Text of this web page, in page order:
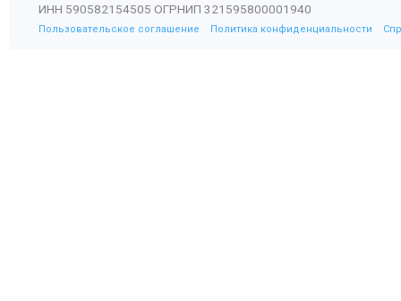
ИНН 590582154505 ОГРНИП 321595800001940
Пользовательское соглашение Политика конфиденциальности